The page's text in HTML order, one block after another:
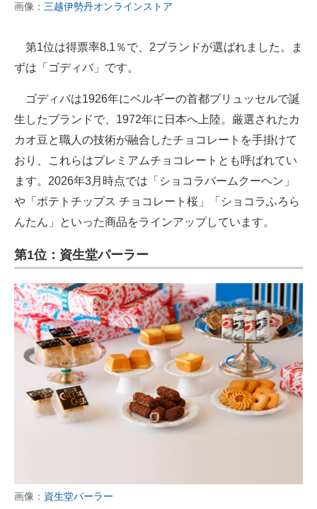
画像： 三越伊勢丹オンラインストア
第1位は得票率8.1％で、2ブランドが選ばれました。ま
ずは「ゴディバ」です。
ゴディバは1926年にベルギーの首都ブリュッセルで誕
生したブランドで、1972年に日本へ上陸。厳選されたカ
カオ豆と職人の技術が融合したチョコレートを手掛けて
おり、これらはプレミアムチョコレートとも呼ばれてい
ます。2026年3月時点では「ショコラバームクーヘン​」
や「ポテトチップス チョコレート桜」「ショコラふろら
んたん」といった商品をラインアップしています。
第1位：資生堂パーラー
画像： 資生堂パーラー